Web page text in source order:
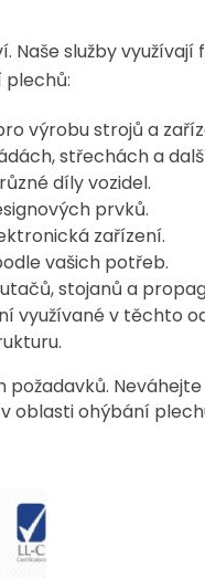
Naše služby
plechů:
výrobu strojů a
střechách a
díly vozidel.
prvků.
zařízení.
vašich potřeb.
stojanů a
využívané v těchto
oblasti ohýbání